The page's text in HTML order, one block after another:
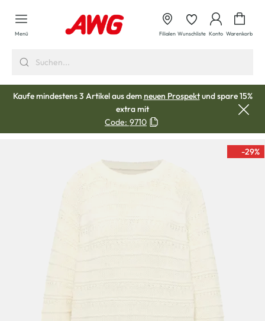
springen
Menü Filialen Wunschliste Konto Warenkorb
Kaufe mindestens 3 Artikel aus demneuen Prospektund spare 15%
extra mit
Code: 9710
-29%